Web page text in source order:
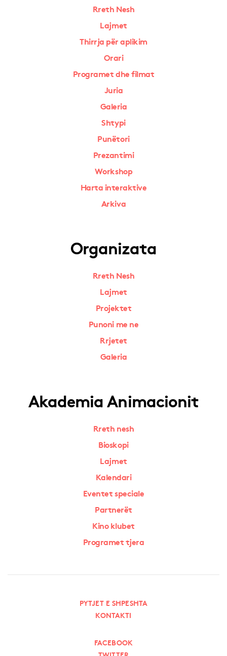
Rreth Nesh
Lajmet
Thirrja për aplikim
Orari
Programet dhe filmat
Juria
Galeria
Shtypi
Punëtori
Prezantimi
Workshop
Harta interaktive
Arkiva
Organizata
Rreth Nesh
Lajmet
Projektet
Punoni me ne
Rrjetet
Galeria
Akademia Animacionit
Rreth nesh
Bioskopi
Lajmet
Kalendari
Eventet speciale
Partnerët
Kino klubet
Programet tjera
PYTJET E SHPESHTA
KONTAKTI
FACEBOOK